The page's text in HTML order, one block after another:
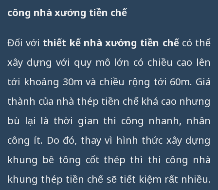
công nhà xưởng tiền chế
Đối với thiết kế nhà xưởng tiền chếcó thể
xây dựng với quy mô lớn có chiều cao lên
tới khoảng 30m và chiều rộng tới 60m. Giá
thành của nhà thép tiền chế khá cao nhưng
bù lại là thời gian thi công nhanh, nhân
công ít. Do đó, thay vì hình thức xây dựng
khung bê tông cốt thép thì thi công nhà
khung thép tiền chế sẽ tiết kiệm rất nhiều.